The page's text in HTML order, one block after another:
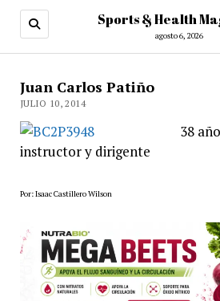
Sports & Health
agosto 6, 2026
Juan Carlos Patiño
JULIO 10, 2014
38
instructor y dirigente
Por: Isaac Castillero Wilson